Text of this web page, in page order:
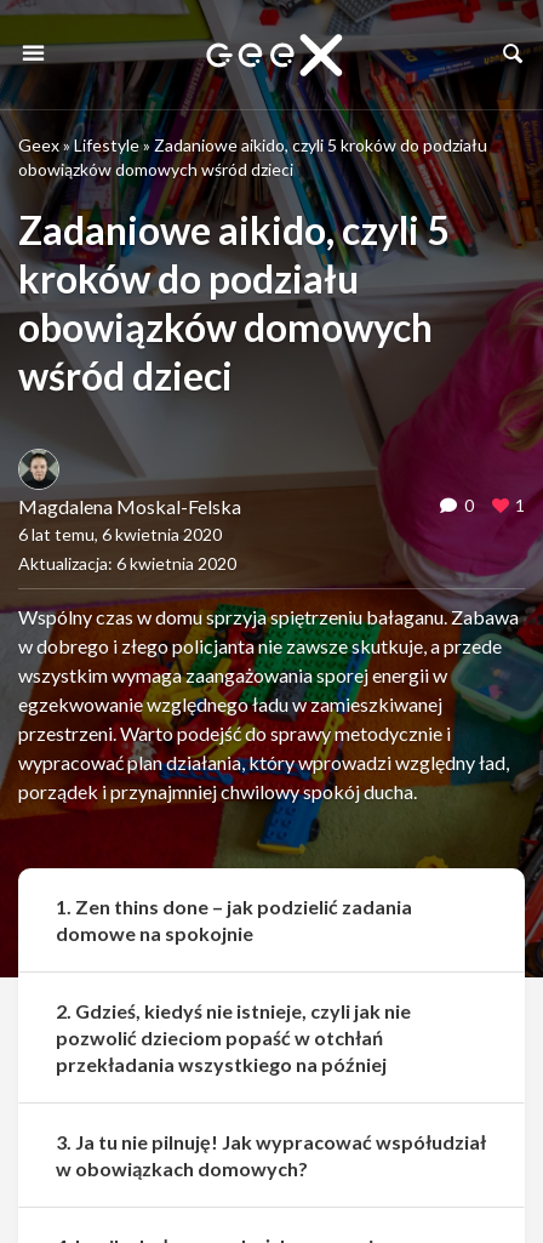
Geex»Lifestyle» Zadaniowe aikido, czyli 5 kroków do podziału
obowiązków domowych wśród dzieci
Zadaniowe aikido, czyli 5
kroków do podziału
obowiązków domowych
wśród dzieci
Magdalena Moskal-Felska
6 lat temu, 6 kwietnia 2020
Aktualizacja: 6 kwietnia 2020
0 1
Wspólny czas w domu sprzyja spiętrzeniu bałaganu. Zabawa
w dobrego i złego policjanta nie zawsze skutkuje, a przede
wszystkim wymaga zaangażowania sporej energii w
egzekwowanie względnego ładu w zamieszkiwanej
przestrzeni. Warto podejść do sprawy metodycznie i
wypracować plan działania, który wprowadzi względny ład,
porządek i przynajmniej chwilowy spokój ducha.
1. Zen thins done – jak podzielić zadania
domowe na spokojnie
2. Gdzieś, kiedyś nie istnieje, czyli jak nie
pozwolić dzieciom popaść w otchłań
przekładania wszystkiego na później
3. Ja tu nie pilnuję! Jak wypracować współudział
w obowiązkach domowych?